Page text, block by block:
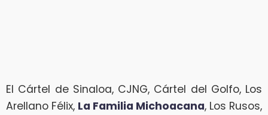
El Cártel de Sinaloa, CJNG, Cártel del Golfo, Los
Arellano Félix, La Familia Michoacana, Los Rusos,